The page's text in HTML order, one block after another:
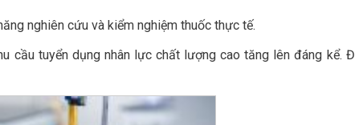
nghiên cứu và kiểm nghiệm thuốc thực tế.
cầu tuyển dụng nhân lực chất lượng cao tăng lên đáng kể.